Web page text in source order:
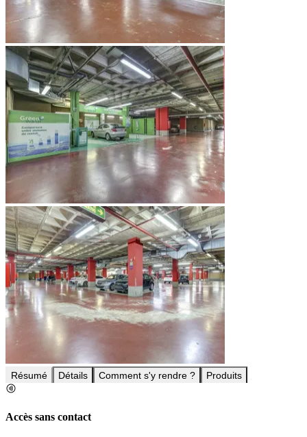
Résumé Détails Comment s'y rendre ? Produits
Accès sans contact